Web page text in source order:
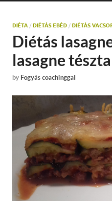
DIÉTA / DIÉTÁS EBÉD / DIÉTÁS
Diétás
lasagne
by Fogyás coachinggal